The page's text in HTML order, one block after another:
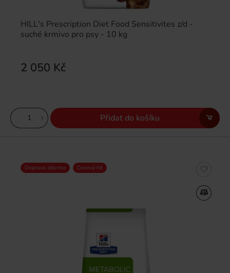
HILL's Prescription Diet Food Sensitivites z/d -
suché krmivo pro psy - 10 kg
2 050 Kč
Přidat do košíku
Doprava zdarma Cenový hit